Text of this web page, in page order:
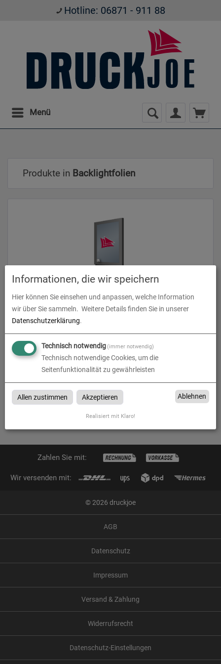
Hotline: 06871 - 911 88
Menü
Produkte in Backlightfolien
Backlightfolie mit freier Größe
zum Artikel
Backlightfolien
Backlightfolien bei druckjoe in Wadern, Trier, Luxembourg,
Saarbrücken, Kaiserslautern, Homburg, Neunkirchen & Merzig
Zahlen Sie mit:
Wir versenden mit:
© 2026 druckjoe
AGB
Datenschutz
Impressum
Versand & Zahlung
Widerrufsrecht
Datenschutz-Einstellungen
Informationen, die wir speichern
Hier können Sie einsehen und anpassen, welche Information
wir über Sie sammeln. Weitere Details finden Sie in unserer
Datenschutzerklärung.
Technisch notwendig(immer notwendig)
Technisch notwendige Cookies, um die
Seitenfunktionalität zu gewährleisten
Allen zustimmen Akzeptieren Ablehnen
Realisiert mit Klaro!